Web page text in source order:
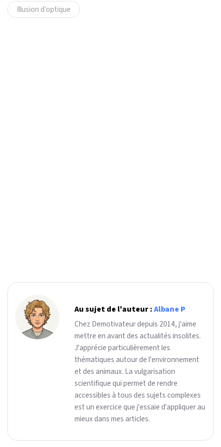
Illusion d'optique
Au sujet de l'auteur :Albane P
Chez Demotivateur depuis 2014, j'aime
mettre en avant des actualités insolites.
J'apprécie particulièrement les
thématiques autour de l'environnement
et des animaux. La vulgarisation
scientifique qui permet de rendre
accessibles à tous des sujets complexes
est un exercice que j'essaie d'appliquer au
mieux dans mes articles.